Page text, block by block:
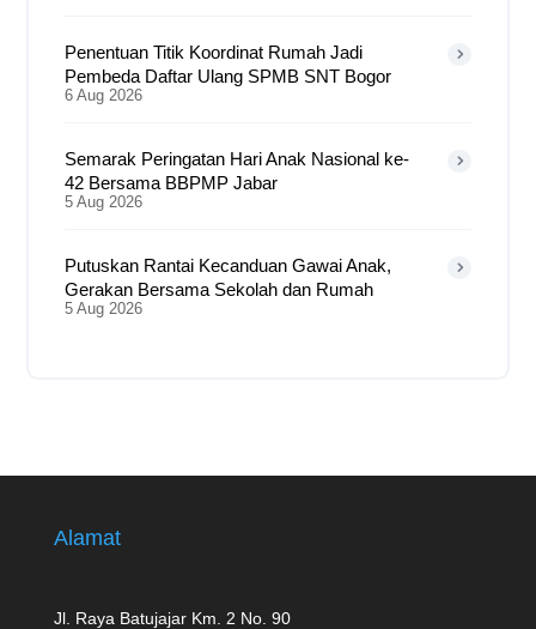
Penentuan Titik Koordinat Rumah Jadi
Pembeda Daftar Ulang SPMB SNT Bogor
6 Aug 2026
Semarak Peringatan Hari Anak Nasional ke-
42 Bersama BBPMP Jabar
5 Aug 2026
Putuskan Rantai Kecanduan Gawai Anak,
Gerakan Bersama Sekolah dan Rumah
5 Aug 2026
Alamat
Jl. Raya Batujajar Km. 2 No. 90